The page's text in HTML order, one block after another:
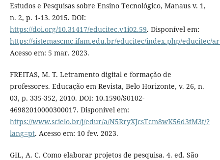
Estudos e Pesquisas sobre Ensino Tecnológico, Manaus v. 1,
n. 2, p. 1-13. 2015. DOI:
https://doi.org/10.31417/educitec.v1i02.59. Disponível em:
https://sistemascmc.ifam.edu.br/educitec/index.php/educitec/
Acesso em: 5 mar. 2023.
FREITAS, M. T. Letramento digital e formação de
professores. Educação em Revista, Belo Horizonte, v. 26, n.
03, p. 335-352, 2010. DOI: 10.1590/S0102-
46982010000300017. Disponível em:
https://www.scielo.br/j/edur/a/N5RryXJcsTcm8wK56d3tM3t/?
lang=pt. Acesso em: 10 fev. 2023.
GIL, A. C. Como elaborar projetos de pesquisa. 4. ed. São